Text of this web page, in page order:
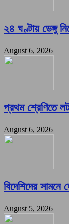
২৪ ঘণ্টায় ডেঙ্গু
August 6, 2026
প্রথম শ্রেণিতে
August 6, 2026
বিদেশিদের
August 5, 2026